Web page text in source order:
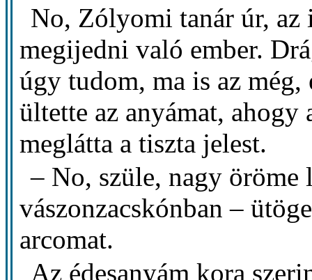
No, Zólyomi tanár úr,
megijedni való ember.
úgy tudom, ma is az
ültette az anyámat,
meglátta a tiszta jelest.
– No, szüle, nagy öröme
vászonzacskónban –
arcomat.
Az édesanyám kora